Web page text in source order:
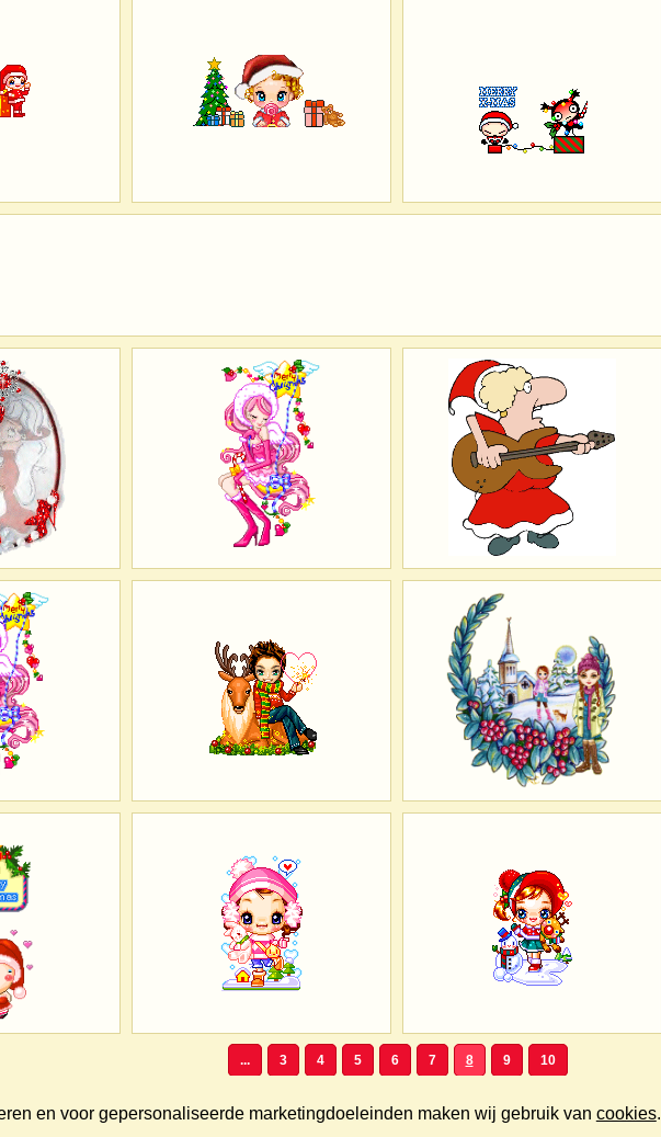
en voor gepersonaliseerde marketingdoeleinden maken wij gebruik van cookies.
... 3 4 5 6 7 8 9 10